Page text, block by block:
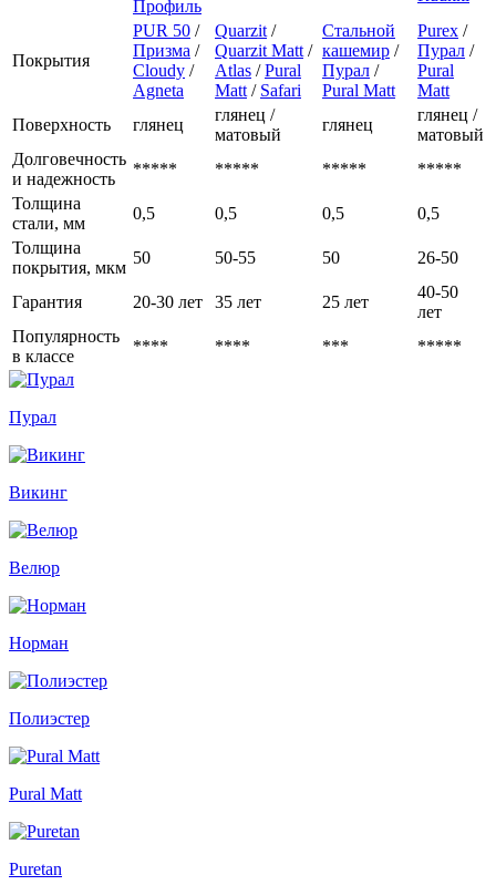
Профиль
Покрытия
PUR 50 /
Призма /
Cloudy /
Agneta
Quarzit /
Quarzit Matt /
Atlas /Pural
Matt / Safari
Стальной
кашемир /
Пурал /
Pural Matt
Purex /
Пурал /
Pural
Matt
Поверхность
глянец
глянец /
матовый
глянец
глянец /
матовый
Долговечность
и надежность
***** ***** *****
*****
Толщина
стали, мм
0,5 0,5 0,5
0,5
Толщина
покрытия, мкм
50 50-55 50 26-50
Гарантия 20-30 лет 35 лет 25 лет
40-50
лет
Популярность
в классе
**** **** *** *****
Пурал
Викинг
Велюр
Норман
Полиэстер
Pural Matt
Puretan